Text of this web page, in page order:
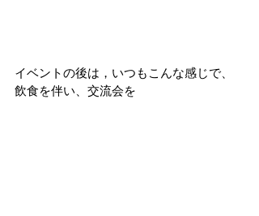
イベントの後は，いつもこんな感じで、
飲食を伴い、交流会を